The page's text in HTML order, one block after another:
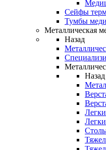
Сейфы
Тумбы
Металлическая
Назад
Назад